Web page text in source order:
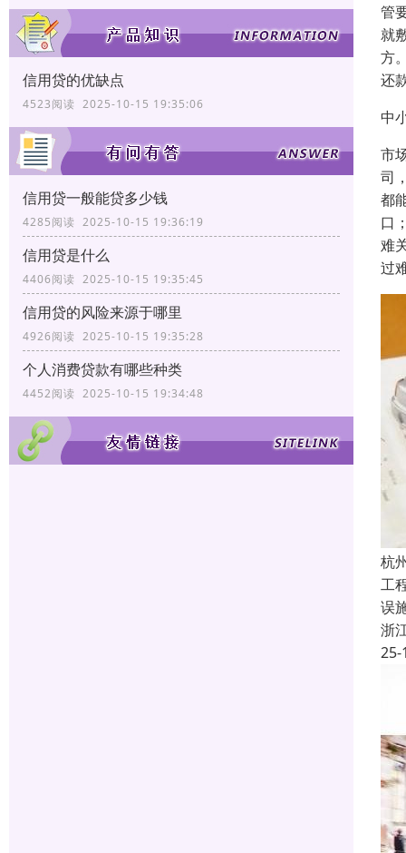
信用贷的优缺点
4523阅读 2025-10-15 19:35:06
信用贷一般能贷多少钱
4285阅读 2025-10-15 19:36:19
信用贷是什么
4406阅读 2025-10-15 19:35:45
信用贷的风险来源于哪里
4926阅读 2025-10-15 19:35:28
个人消费贷款有哪些种类
4452阅读 2025-10-15 19:34:48
管
就
方
还
中
市
司
都
口
难
过
杭
工
误
浙
25-